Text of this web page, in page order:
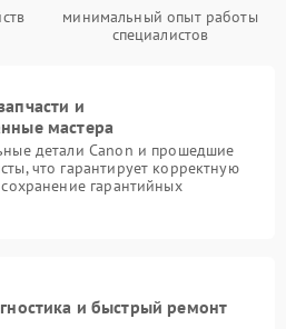
минимальный опыт работы
специалистов
и
мастера
детали Canon и прошедшие
что гарантирует корректную
гарантийных
и быстрый ремонт